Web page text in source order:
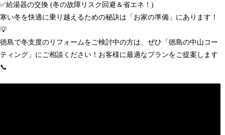
✅給湯器の交換 (冬の故障リスク回避＆省エネ！)
寒い冬を快適に乗り越えるための秘訣は「お家の準備」にあります！
💡
徳島で冬支度のリフォームをご検討中の方は、ぜひ「徳島の中山コー
ティング」にご相談ください！お客様に最適なプランをご提案します
📞